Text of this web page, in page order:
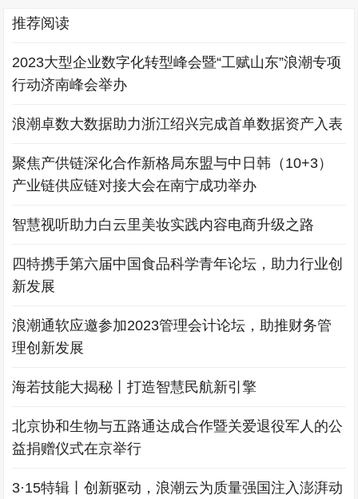
推荐阅读
2023大型企业数字化转型峰会暨“工赋山东”浪潮专项
行动济南峰会举办
浪潮卓数大数据助力浙江绍兴完成首单数据资产入表
聚焦产供链深化合作新格局东盟与中日韩（10+3）
产业链供应链对接大会在南宁成功举办
智慧视听助力白云里美妆实践内容电商升级之路
四特携手第六届中国食品科学青年论坛，助力行业创
新发展
浪潮通软应邀参加2023管理会计论坛，助推财务管
理创新发展
海若技能大揭秘丨打造智慧民航新引擎
北京协和生物与五路通达成合作暨关爱退役军人的公
益捐赠仪式在京举行
3·15特辑丨创新驱动，浪潮云为质量强国注入澎湃动